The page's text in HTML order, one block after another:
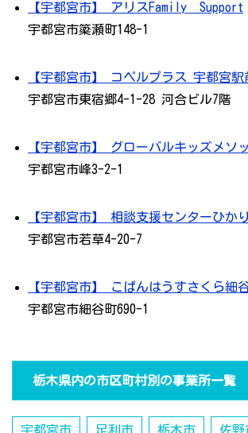
【宇都宮市】 アリスFamily Support
宇都宮市簗瀬町148-1
【宇都宮市】 コペルプラス 宇都宮駅
宇都宮市東宿郷4-1-28 河合ビル7階
【宇都宮市】 グローバルキッズメソ
宇都宮市峰3-2-1
【宇都宮市】 相談支援センターひかり
宇都宮市若草4-20-7
【宇都宮市】 こぱんはうすさくら細
宇都宮市細谷町690-1
栃木県内の市区町村別の事業所一覧
宇都宮市 足利市 栃木市 佐野